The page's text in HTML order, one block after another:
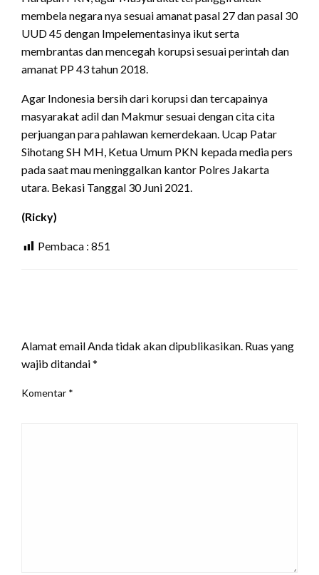
membela negara nya sesuai amanat pasal 27 dan pasal 30
UUD 45 dengan Impelementasinya ikut serta
membrantas dan mencegah korupsi sesuai perintah dan
amanat PP 43 tahun 2018.
Agar Indonesia bersih dari korupsi dan tercapainya
masyarakat adil dan Makmur sesuai dengan cita cita
perjuangan para pahlawan kemerdekaan. Ucap Patar
Sihotang SH MH, Ketua Umum PKN kepada media pers
pada saat mau meninggalkan kantor Polres Jakarta
utara. Bekasi Tanggal 30 Juni 2021.
(Ricky)
Pembaca : 851
Alamat email Anda tidak akan dipublikasikan. Ruas yang
wajib ditandai*
Komentar *